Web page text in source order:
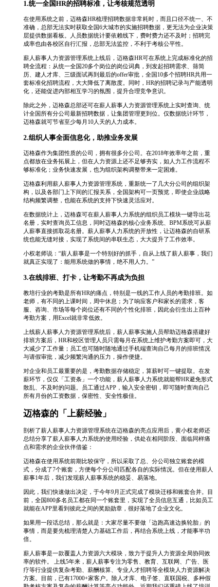
1.统一全国HR的招聘标准，让考核规范透明
在使用系统之前，迈格森HR梳理招聘数据非常耗时，而且口径不统一、不
准确，总部无法实时获取全国6大城市的实施招聘数据，更无法为企业决策
层提供数据看板。人员数据统计要依赖线下，费时费力还不及时；招聘完
成率也由各校区自行汇报，总部无法监控，不利于考核公平性。
薪人薪事人力资源管理系统上线后，迈格森HR可在系统上完成标准化的招
聘全流程：从统一全国20多个岗位的岗位词典，到发起招聘需求、筛简
历、建人才库、三级面试再到最后的offer审批，全国10多个招聘HR共用一
套标准化招聘流程，大大降低了离散度。同时，HR的招聘记录与产能透明
化，还能促进内部相互学习的氛围，提升合理竞争意识。
除此之外，迈格森总部还可在薪人薪事人力资源管理系统上实时查询、统
计全国所有分公司最新招聘数据，让集团管理更到位。仅数据统计环节，
迈格森就可节省至少每月10人天的人力成本。
2.组织人事全面信息化，助推业务发展
迈格森作为集团性质的公司，拥有很多分公司。在2018年效率年之前，重
点都放在业务拓展上，但在人力资源上还不足够夯实，如人力工作流程不
够标准化；业务快速发展，也为组织架构调整带来一定困难。
迈格森利用薪人薪事人力资源管理系统，重新统一了几大分公司的组织架
构，以及各部门上下间的汇报关系，全国架构可一页预览，即使企业战略
结构频繁调整，也能在系统的支持下快速灵活应对。
在数据统计上，迈格森可在薪人薪事人力系统的组织员工模块一键导出花
名册，实时查询员工信息，同时迈格森的核心业务系统、BPM系统可从薪
人薪事直接抓取花名册。薪人薪事人力系统的开放性，让迈格森的自研系
统也能无缝对接，实现了系统间的串联生态，大大提升了工作效率。
小权老师说：“薪人薪事是一个特别好的抓手，自从上线了薪人薪事，我们
就真正实现了：能用系统做的事情，绝不用人力。”
3.在线排班、打卡，让考勤不再成为负担
教培行业的考勤是所有HR的痛点，特别是一线的工作人员的考勤排班。如
老师，有不同的上课时间，周中休息；为了响应客户和家长的需求，客
服、咨询、市场等每个岗位还有不同的个性化排班，因此会衍生出上百种
考勤方案，用Excel就非常低效。
上线薪人薪事人力资源管理系统后，薪人薪事实施人员帮助迈格森搭建好
排班方案后，HR和校区管理人员只需每月在系统上维护考勤方案即可，大
大减少了工作量；员工也可随时随地通过手机端查询自己每月的排班情况
与请假审批，减少频繁沟通的压力，操作便捷。
对企业和员工最重要的是，考勤数据存储稳定，算薪时可一键提取。在发
薪环节，仅仅「工资条」一个功能，薪人薪事人力系统就能帮HR避免形式
散乱、不及时的问题。员工通过APP，输入安全密钥，即可随时查询自己
所有月份的工资数据，保密性、安全性极佳。
迈格森的「上薪经验」
剖析了薪人薪事人力资源管理系统在迈格森的亮点应用后，黄小权老师还
总结分享了薪人薪事人力系统的使用经验，供处在相同阶段、面临同样痛
点和需求的企业伙伴借鉴：
迈格森在使用系统前期比较保守，所以采取了总、分公司独立账套的模
式，分成了7个账套，方便每个分公司匹配各自的实际情况。但在使用薪人
薪事1年后，我们发现薪人薪事系统的稳妥、易落地。
因此，我们快速做出决定，于今年9月正式完成了模块迁移和账套合并。目
前，全国800多名员工都在同一个账套里，实现了全员信息互通，比如员工
就能在APP里看到彼此之间的奖励勋章，很好落地了企业文化。
如果用一段话总结，那么就是：大家尽量不要做「边跑高速边换轮胎」的
事情，而是要先梳理清楚人力基础工作后，再结合系统上线，才能事半功
倍。
薪人薪事是一款覆盖人力资源六大模块，致力于提升人力资源全局协同效
率的软件。 上线5年来，薪人薪事专注为零售、教育、互联网、广告、医
疗等行业提供复杂考勤、薪酬核算、专业人才招聘等全模块人力资源解决
方案。目前，已有17000+家客户。除人才库、电子签、直联国税、多种假